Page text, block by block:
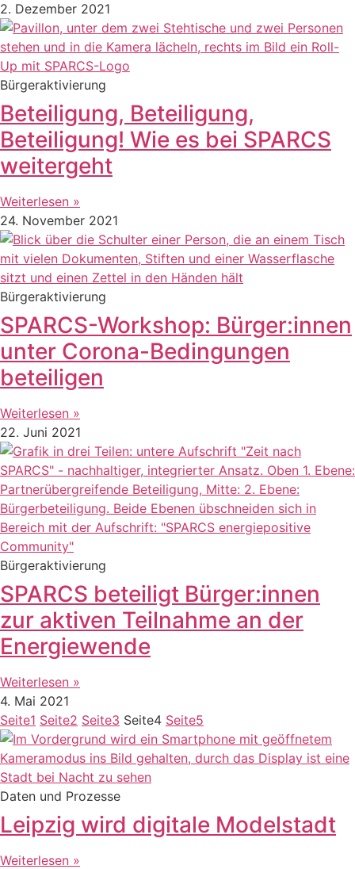
2. Dezember 2021
Bürgeraktivierung
Beteiligung, Beteiligung,
Beteiligung! Wie es bei SPARCS
weitergeht
Weiterlesen »
24. November 2021
Bürgeraktivierung
SPARCS-Workshop: Bürger:innen
unter Corona-Bedingungen
beteiligen
Weiterlesen »
22. Juni 2021
Bürgeraktivierung
SPARCS beteiligt Bürger:innen
zur aktiven Teilnahme an der
Energiewende
Weiterlesen »
4. Mai 2021
Seite1 Seite2 Seite3 Seite4 Seite5
Daten und Prozesse
Leipzig wird digitale Modelstadt
Weiterlesen »